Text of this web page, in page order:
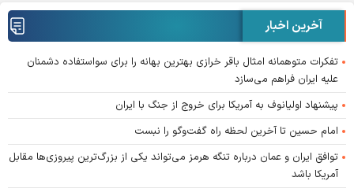
آخرین اخبار
تفکرات متوهمانه امثال باقر خرازی بهترین بهانه را برای سواستفاده دشمنان
علیه ایران فراهم می‌سازد
پیشنهاد اولیانوف به آمریکا برای خروج از جنگ با ایران
امام حسین تا آخرین لحظه راه گفت‌و‌گو را نبست
توافق ایران و عمان درباره تنگه هرمز می‌تواند یکی از بزرگ‌ترین پیروزی‌ها مقابل
آمریکا باشد